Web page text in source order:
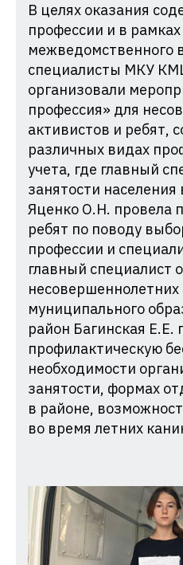
при
края
В целях оказания
профессии и в рамках
межведомственного
специалисты МКУ
организовали
профессия» для
активистов и ребят,
различных видах
учета, где главный
занятости
Яценко О.Н. провела
ребят по поводу
профессии и
главный специалист
муниципального
район Багинская Е.Е.
профилактическую
необходимости
занятости, формах
в районе,
во время летних